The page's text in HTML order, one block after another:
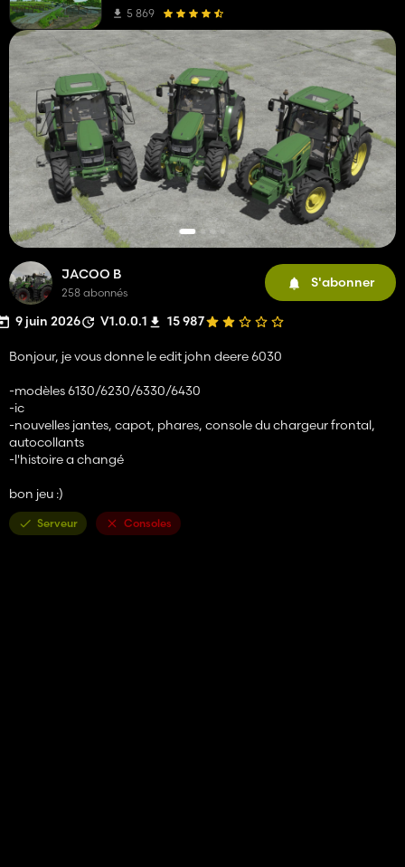
JACOO B
258 abonnés
S'abonner
9 juin 2026 V1.0.0.1 15 987
Bonjour, je vous donne le edit john deere 6030
-modèles 6130/6230/6330/6430
-ic
-nouvelles jantes, capot, phares, console du chargeur frontal,
autocollants
-l'histoire a changé
bon jeu :)
Serveur Consoles
5 869